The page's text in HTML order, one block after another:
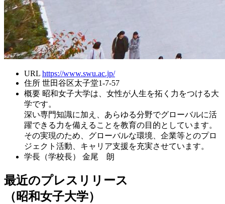
URL https://www.swu.ac.jp/
住所 世田谷区太子堂1-7-57
概要 昭和女子大学は、女性が人生を拓く力をつける大
学です。
深い専門知識に加え、あらゆる分野でグローバルに活
躍できる力を備えることを教育の目的としています。
その実現のため、グローバルな環境、企業等とのプロ
ジェクト活動、キャリア支援を充実させています。
学長（学校長）
金尾 朗
最近のプレスリリース
（昭和女子大学）